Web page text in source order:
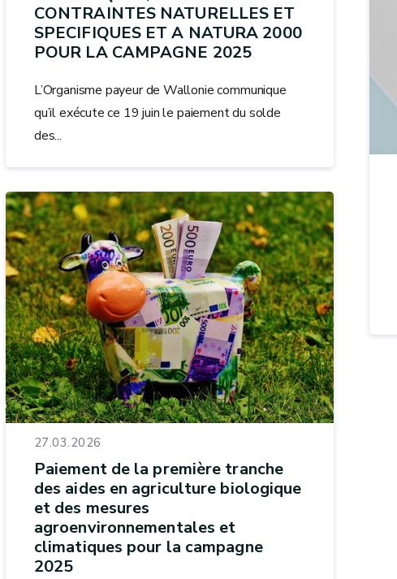
CONTRAINTES NATURELLES ET
SPECIFIQUES ET A NATURA 2000
POUR LA CAMPAGNE 2025
L’Organisme payeur de Wallonie communique
qu’il exécute ce 19 juin le paiement du solde
des...
27.03.2026
Paiement de la première tranche
des aides en agriculture biologique
et des mesures
agroenvironnementales et
climatiques pour la campagne
2025